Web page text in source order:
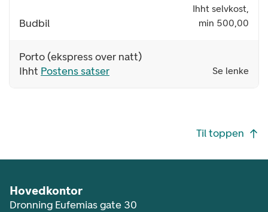
Budbil
Ihht selvkost,
min 500,00
Porto (ekspress over natt)
Ihht Postens satser Se lenke
Til toppen
Hovedkontor
Dronning Eufemias gate 30